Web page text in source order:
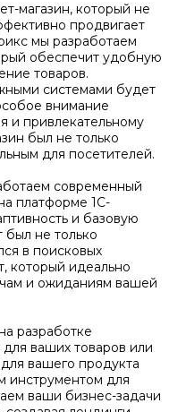
магазин, который не
продвигает
мы разработаем
обеспечит удобную
товаров.
системами будет
внимание
и привлекательному
был не только
для посетителей.
современный
платформе 1С-
и базовую
был не только
в поисковых
который идеально
и ожиданиям вашей
разработке
ваших товаров или
вашего продукта
инструментом для
ваши бизнес-задачи